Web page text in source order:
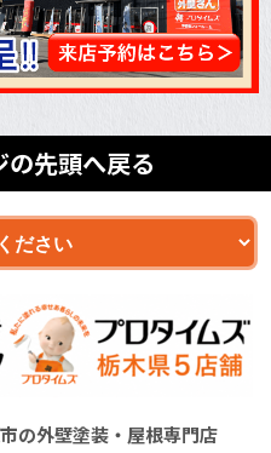
の先頭へ戻る
の外壁塗装・屋根専門店